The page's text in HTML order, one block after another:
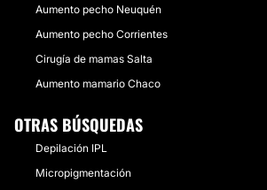
Aumento pecho Neuquén
Aumento pecho Corrientes
Cirugía de mamas Salta
Aumento mamario Chaco
OTRAS BÚSQUEDAS
Depilación IPL
Micropigmentación